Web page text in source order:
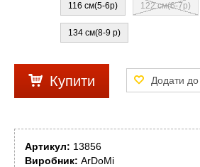
116 см(5-6р) 122 см(6-7р)
134 см(8-9 р)
Купити
Артикул: 13856
Виробник: ArDoMi